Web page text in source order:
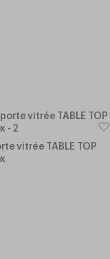
vitrée TABLE TOP